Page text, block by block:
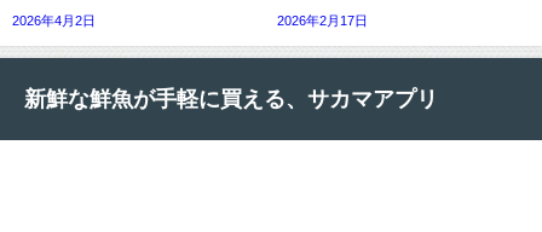
2026年4月2日 2026年2月17日
新鮮な鮮魚が手軽に買える、サカマアプリ